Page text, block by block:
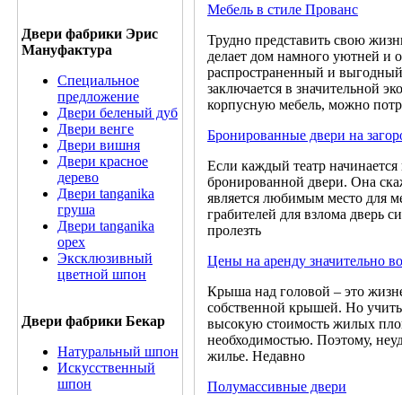
Двери фабрики Эрис
Мануфактура
Специальное
предложение
Двери беленый дуб
Двери венге
Двери вишня
Двери красное
дерево
Двери tanganika
груша
Двери tanganika
oрех
Эксклюзивный
цветной шпон
Двери фабрики Бекар
Натуральный шпон
Искусственный
шпон
Мебель в стиле Прованс
Трудно представить свою
делает дом намного уютней и
распространенный и
заключается в значительной
корпусную мебель, можно
Бронированные двери на
Если каждый театр
бронированной двери. Она
является любимым место для
грабителей для взлома дверь
пролезть
Цены на аренду значительно
Крыша над головой – это
собственной крышей. Но
высокую стоимость жилых
необходимостью. Поэтому,
жилье. Недавно
Полумассивные двери